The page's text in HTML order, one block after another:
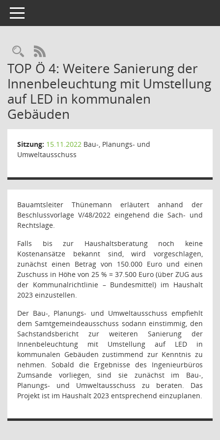
Toggle navigation
Rechercheauswahl
RSS-Feed
TOP Ö 4: Weitere Sanierung der
Innenbeleuchtung mit Umstellung
auf LED in kommunalen
Gebäuden
Sitzung: 15.11.2022 Bau-, Planungs- und
Umweltausschuss
Bauamtsleiter Thünemann erläutert anhand der
Beschlussvorlage V/48/2022 eingehend die Sach- und
Rechtslage.
Falls bis zur Haushaltsberatung noch keine
Kostenansätze bekannt sind, wird vorgeschlagen,
zunächst einen Betrag von 150.000 Euro und einen
Zuschuss in Höhe von 25 % = 37.500 Euro (über ZUG aus
der Kommunalrichtlinie – Bundesmittel) im Haushalt
2023 einzustellen.
Der Bau-, Planungs- und Umweltausschuss empfiehlt
dem Samtgemeindeausschuss sodann einstimmig, den
Sachstandsbericht zur weiteren Sanierung der
Innenbeleuchtung mit Umstellung auf LED in
kommunalen Gebäuden zustimmend zur Kenntnis zu
nehmen. Sobald die Ergebnisse des Ingenieurbüros
Zumsande vorliegen, sind sie zunächst im Bau-,
Planungs- und Umweltausschuss zu beraten. Das
Projekt ist im Haushalt 2023 entsprechend einzuplanen.